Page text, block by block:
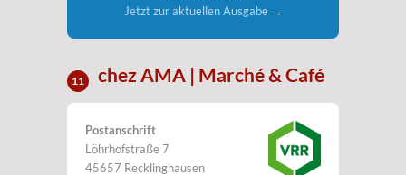
Jetzt zur aktuellen Ausgabe →
11 chez AMA | Marché & Café
Postanschrift
Löhrhofstraße 7
45657 Recklinghausen